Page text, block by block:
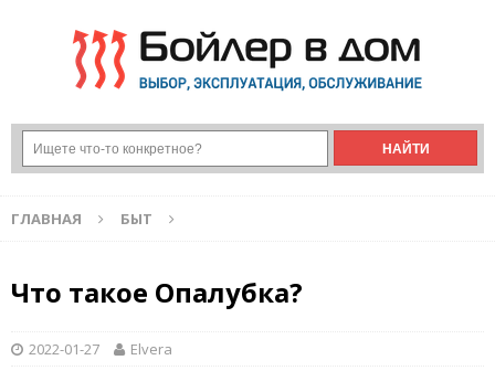
ГЛАВНАЯ БЫТ
Что такое Опалубка?
2022-01-27 Elvera